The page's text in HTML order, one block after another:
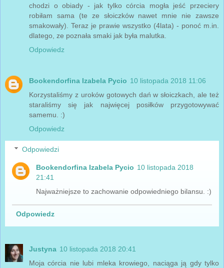
chodzi o obiady - jak tylko córcia mogła jeść przeciery
robiłam sama (te ze słoiczków nawet mnie nie zawsze
smakowały). Teraz je prawie wszystko (4lata) - ponoć m.in.
dlatego, ze poznała smaki jak była malutka.
Odpowiedz
Bookendorfina Izabela Pycio 10 listopada 2018 11:06
Korzystaliśmy z uroków gotowych dań w słoiczkach, ale też
staraliśmy się jak najwięcej posiłków przygotowywać
samemu. :)
Odpowiedz
Odpowiedzi
Bookendorfina Izabela Pycio 10 listopada 2018
21:41
Najważniejsze to zachowanie odpowiedniego bilansu. :)
Odpowiedz
Justyna 10 listopada 2018 20:41
Moja córcia nie lubi mleka krowiego, naciąga ją gdy tylko